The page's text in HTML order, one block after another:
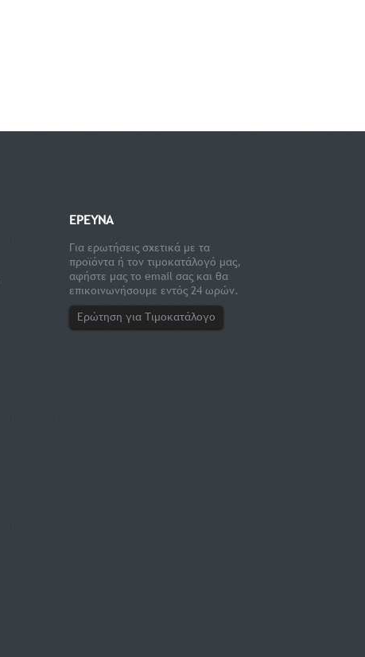
ΕΡΕΥΝΑ
Για ερωτήσεις σχετικά με τα
προϊόντα ή τον τιμοκατάλογό μας,
αφήστε μας το email σας και θα
επικοινωνήσουμε εντός 24 ωρών.
Ερώτηση για Τιμοκατάλογο